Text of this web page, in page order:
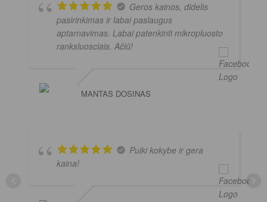
Geros kainos, didelis
pasirinkimas ir labai paslaugus
aptarnavimas. Labai patenkinti mikropluosto
ranksluosciais. Ačiū!
MANTAS DOSINAS
Puiki kokybe ir gera
kaina!